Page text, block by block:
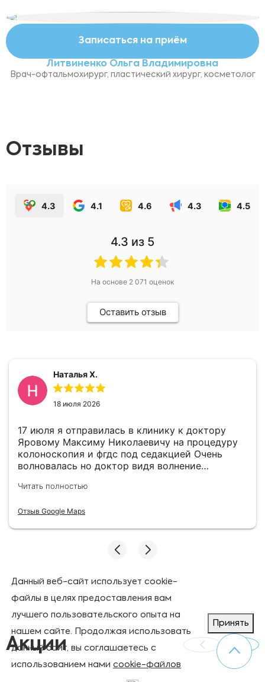
Записаться на приём
Литвиненко Ольга Владимировна
Врач-офтальмохирург, пластический хирург, косметолог
Отзывы
4.3 4.1 4.6 4.3 4.5
4.3 из 5
На основе 2 071 оценок
Оставить отзыв
Наталья Х.
18 июля 2026
17 июля я отправилась в клинику к доктору
Яровому Максиму Николаевичу на процедуру
колоноскопия и фгдс под седакцией Очень
волновалась но доктор видя волнение
По выявленному гастриту доктор дал
своевременно эти процедуры так как врачи
Яровому Максиму Николаевичу за хорошо
Читать полностью
Отзыв Google Maps
Акции
Данный веб-сайт использует cookie-
файлы в целях предоставления вам
лучшего пользовательского опыта на
нашем сайте. Продолжая использовать
данный сайт, вы соглашаетесь с
использованием намиcookie-файлов
Принять